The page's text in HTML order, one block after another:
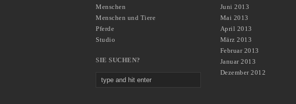
Menschen
Menschen und Tiere
Pferde
Studio
SIE SUCHEN?
Juni 2013
Mai 2013
April 2013
März 2013
Februar 2013
Januar 2013
Dezember 2012